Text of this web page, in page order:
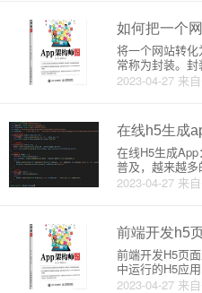
如何把一个
2023-04-27 来
将一个网站转
常称为封装。
Web 应用转换
一个详细的步
在线h5生成
2023-04-27 来
在线H5生成
普及，越来越
为手机App来拓
单且快速的一
5，也
前端开发h5
2023-04-27 来
前端开发H5页
中运行的H5应
oid和iOS）上运